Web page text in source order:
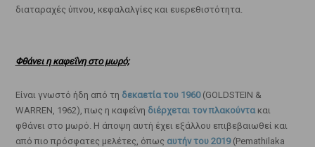
διαταραχές ύπνου, κεφαλαλγίες και ευερεθιστότητα.
Φθάνει η καφεΐνη στο μωρό;
Είναι γνωστό ήδη από τη δεκαετία του 1960(GOLDSTEIN &
WARREN, 1962), πως η καφεΐνη διέρχεται τον πλακούντακαι
φθάνει στο μωρό. Η άποψη αυτή έχει εξάλλου επιβεβαιωθεί και
από πιο πρόσφατες μελέτες, όπως αυτήν του 2019(Pemathilaka